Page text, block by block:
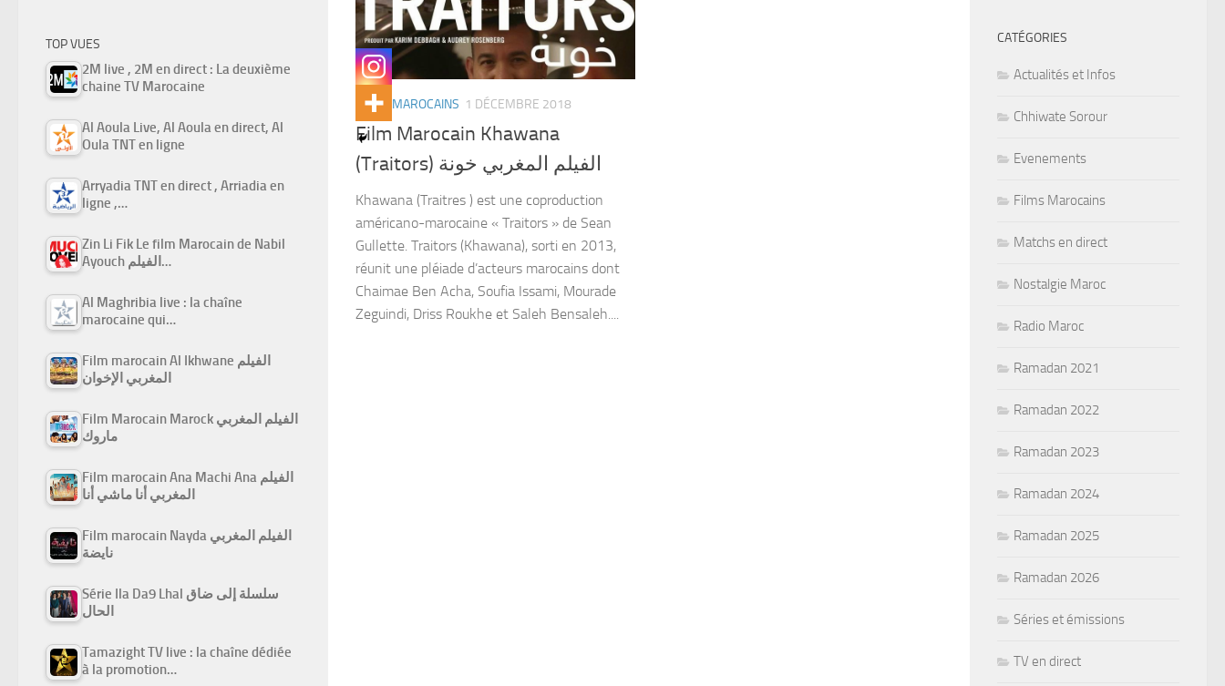
FILMS MAROCAINS 1 DÉCEMBRE 2018
Film Marocain Khawana
(Traitors) الفيلم المغربي خونة
Khawana (Traitres ) est une coproduction
américano-marocaine « Traitors » de Sean
Gullette. Traitors (Khawana), sorti en 2013,
réunit une pléiade d’acteurs marocains dont
Chaimae Ben Acha, Soufia Issami, Mourade
Zeguindi, Driss Roukhe et Saleh Bensaleh....
TOP VUES
2M live , 2M en direct : La deuxième
chaine TV Marocaine
Al Aoula Live, Al Aoula en direct, Al
Oula TNT en ligne
Arryadia TNT en direct , Arriadia en
ligne ,…
Zin Li Fik Le film Marocain de Nabil
Ayouch الفيلم…
Al Maghribia live : la chaîne
marocaine qui…
Film marocain Al Ikhwane الفيلم
المغربي الإخوان
Film Marocain Marock الفيلم المغربي
ماروك
Film marocain Ana Machi Ana الفيلم
المغربي أنا ماشي أنا
Film marocain Nayda الفيلم المغربي
نايضة
Série Ila Da9 Lhal سلسلة إلى ضاق
الحال
Tamazight TV live : la chaîne dédiée
à la promotion…
CATÉGORIES
Actualités et Infos
Chhiwate Sorour
Evenements
Films Marocains
Matchs en direct
Nostalgie Maroc
Radio Maroc
Ramadan 2021
Ramadan 2022
Ramadan 2023
Ramadan 2024
Ramadan 2025
Ramadan 2026
Séries et émissions
TV en direct